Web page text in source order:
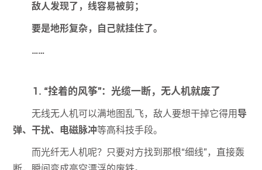
敌人发现了，线容易被剪；
要是地形复杂，自己就挂住了。
……
1. “拴着的风筝”：光缆一断，无人机就废了
无线无人机可以满地图乱飞，敌人要想干掉它得用 导
弹、干扰、电磁脉冲等高科技手段。
而光纤无人机呢？只要对方找到那根“细线”，直接轰